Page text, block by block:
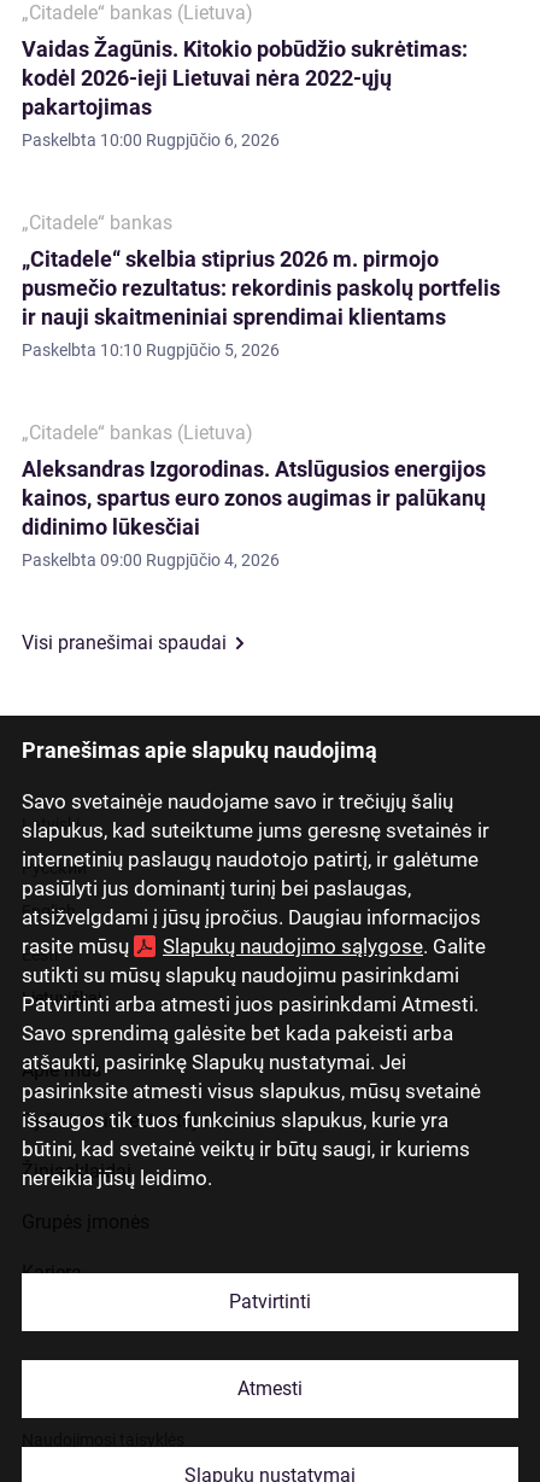
Pranešimas apie slapukų naudojimą
Savo svetainėje naudojame savo ir trečiųjų šalių
slapukus, kad suteiktume jums geresnę svetainės ir
internetinių paslaugų naudotojo patirtį, ir galėtume
pasiūlyti jus dominantį turinį bei paslaugas,
atsižvelgdami į jūsų įpročius. Daugiau informacijos
rasite mūsų
Slapukų naudojimo sąlygose. Galite
sutikti su mūsų slapukų naudojimu pasirinkdami
Patvirtinti arba atmesti juos pasirinkdami Atmesti.
Savo sprendimą galėsite bet kada pakeisti arba
atšaukti, pasirinkę Slapukų nustatymai. Jei
pasirinksite atmesti visus slapukus, mūsų svetainė
išsaugos tik tuos funkcinius slapukus, kurie yra
būtini, kad svetainė veiktų ir būtų saugi, ir kuriems
nereikia jūsų leidimo.
Patvirtinti
Atmesti
Slapukų nustatymai
„Citadele“ bankas (Lietuva)
Vaidas Žagūnis. Kitokio pobūdžio sukrėtimas:
kodėl 2026-ieji Lietuvai nėra 2022-ųjų
pakartojimas
Paskelbta 10:00 Rugpjūčio 6, 2026
„Citadele“ bankas
„Citadele“ skelbia stiprius 2026 m. pirmojo
pusmečio rezultatus: rekordinis paskolų portfelis
ir nauji skaitmeniniai sprendimai klientams
Paskelbta 10:10 Rugpjūčio 5, 2026
„Citadele“ bankas (Lietuva)
Aleksandras Izgorodinas. Atslūgusios energijos
kainos, spartus euro zonos augimas ir palūkanų
didinimo lūkesčiai
Paskelbta 09:00 Rugpjūčio 4, 2026
Visi pranešimai spaudai
Latviski
Русский
English
Eesti
Lietuviškai
Apie mus
Ryšiai su investuotojais
Žiniasklaidai
Karjera